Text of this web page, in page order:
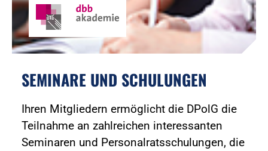
SEMINARE UND SCHULUNGEN
Ihren Mitgliedern ermöglicht die DPolG die
Teilnahme an zahlreichen interessanten
Seminaren und Personalratsschulungen, die